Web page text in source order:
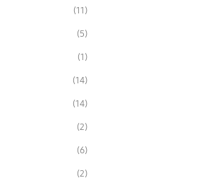
(11)
(5)
(1)
(14)
(14)
(2)
(6)
(2)